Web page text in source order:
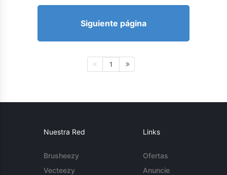
Siguiente página
1
Nuestra Red
Brusheezy
Vecteezy
Links
Ofertas
Anuncie